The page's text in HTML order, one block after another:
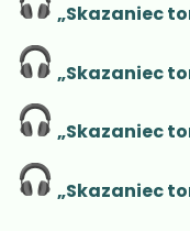
„Skazaniec
„Skazaniec
„Skazaniec
„Skazaniec